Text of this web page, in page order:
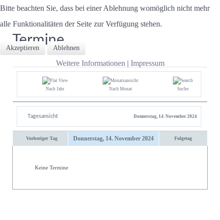
Termine
Nach Jahr Nach Monat Suche
Tagesansicht Donnerstag, 14. November 2024
Vorheriger Tag Donnerstag, 14. November 2024 Folgetag
Keine Termine
Bitte beachten Sie, dass bei einer Ablehnung womöglich nicht mehr
alle Funktionalitäten der Seite zur Verfügung stehen.
Akzeptieren Ablehnen
Weitere Informationen | Impressum